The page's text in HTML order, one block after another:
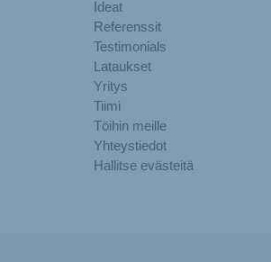
Ideat
Referenssit
Testimonials
Lataukset
Yritys
Tiimi
Töihin meille
Yhteystiedot
Hallitse evästeitä